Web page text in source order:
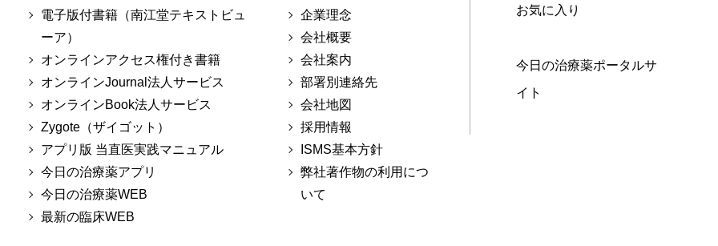
電子版付書籍（南江堂テキストビュ
ーア）
オンラインアクセス権付き書籍
オンラインJournal法人サービス
オンラインBook法人サービス
Zygote（ザイゴット）
アプリ版 当直医実践マニュアル
今日の治療薬アプリ
今日の治療薬WEB
最新の臨床WEB
企業理念
会社概要
会社案内
部署別連絡先
会社地図
採用情報
ISMS基本方針
弊社著作物の利用につ
いて
お気に入り
今日の治療薬ポータルサ
イト